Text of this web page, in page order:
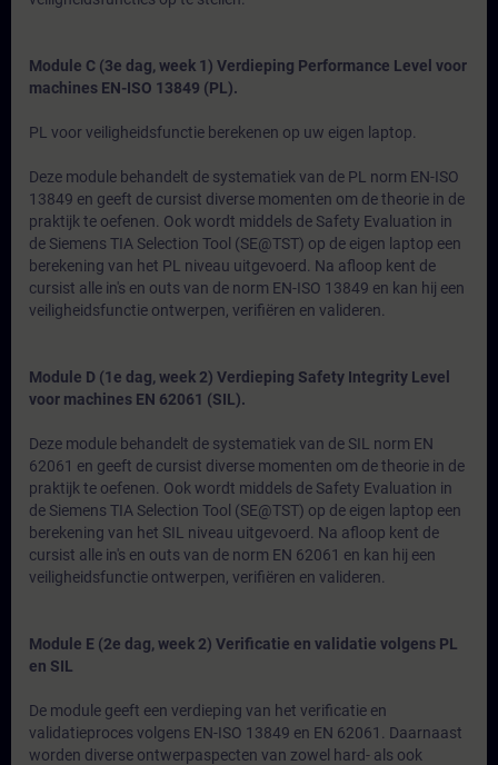
Module C (3e dag, week 1) Verdieping Performance Level voor
machines EN-ISO 13849 (PL).
PL voor veiligheidsfunctie berekenen op uw eigen laptop.
Deze module behandelt de systematiek van de PL norm EN-ISO
13849 en geeft de cursist diverse momenten om de theorie in de
praktijk te oefenen. Ook wordt middels de Safety Evaluation in
de Siemens TIA Selection Tool (SE@TST) op de eigen laptop een
berekening van het PL niveau uitgevoerd. Na afloop kent de
cursist alle in's en outs van de norm EN-ISO 13849 en kan hij een
veiligheidsfunctie ontwerpen, verifiëren en valideren.
Module D (1e dag, week 2) Verdieping Safety Integrity Level
voor machines EN 62061 (SIL).
Deze module behandelt de systematiek van de SIL norm EN
62061 en geeft de cursist diverse momenten om de theorie in de
praktijk te oefenen. Ook wordt middels de Safety Evaluation in
de Siemens TIA Selection Tool (SE@TST) op de eigen laptop een
berekening van het SIL niveau uitgevoerd. Na afloop kent de
cursist alle in's en outs van de norm EN 62061 en kan hij een
veiligheidsfunctie ontwerpen, verifiëren en valideren.
Module E (2e dag, week 2) Verificatie en validatie volgens PL
en SIL
De module geeft een verdieping van het verificatie en
validatieproces volgens EN-ISO 13849 en EN 62061. Daarnaast
worden diverse ontwerpaspecten van zowel hard- als ook